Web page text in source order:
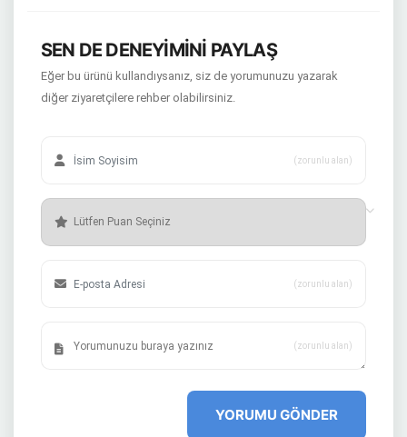
SEN DE DENEYİMİNİ PAYLAŞ
Eğer bu ürünü kullandıysanız, siz de yorumunuzu yazarak
diğer ziyaretçilere rehber olabilirsiniz.
(zorunlu alan)
(zorunlu alan)
(zorunlu alan)
YORUMU GÖNDER